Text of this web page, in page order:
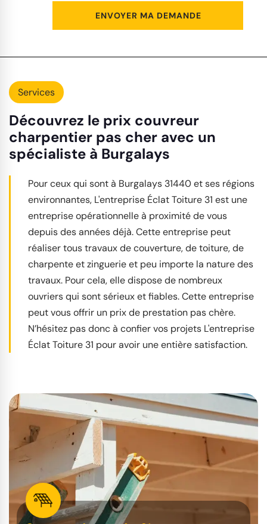
Services
Découvrez le prix couvreur
charpentier pas cher avec un
spécialiste à Burgalays
Pour ceux qui sont à Burgalays 31440 et ses régions
environnantes, L'entreprise Éclat Toiture 31 est une
entreprise opérationnelle à proximité de vous
depuis des années déjà. Cette entreprise peut
réaliser tous travaux de couverture, de toiture, de
charpente et zinguerie et peu importe la nature des
travaux. Pour cela, elle dispose de nombreux
ouvriers qui sont sérieux et fiables. Cette entreprise
peut vous offrir un prix de prestation pas chère.
N’hésitez pas donc à confier vos projets L'entreprise
Éclat Toiture 31 pour avoir une entière satisfaction.